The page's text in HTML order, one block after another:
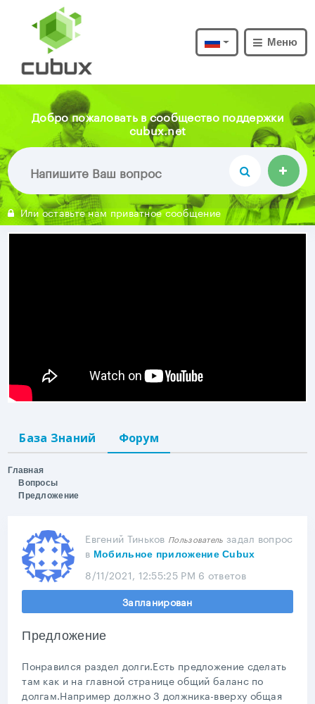
Меню
Добро пожаловать в сообщество поддержки
cubux.net
Или оставьте нам приватное сообщение
База Знаний Форум
Главная
Вопросы
Предложение
Евгений Тиньков Пользователь задал вопрос
в Мобильное приложение Cubux
8/11/2021, 12:55:25 PM 6 ответов
Запланирован
Предложение
Понравился раздел долги.Есть предложение сделать
там как и на главной странице общий баланс по
долгам.Например должно 3 должника-вверху общая